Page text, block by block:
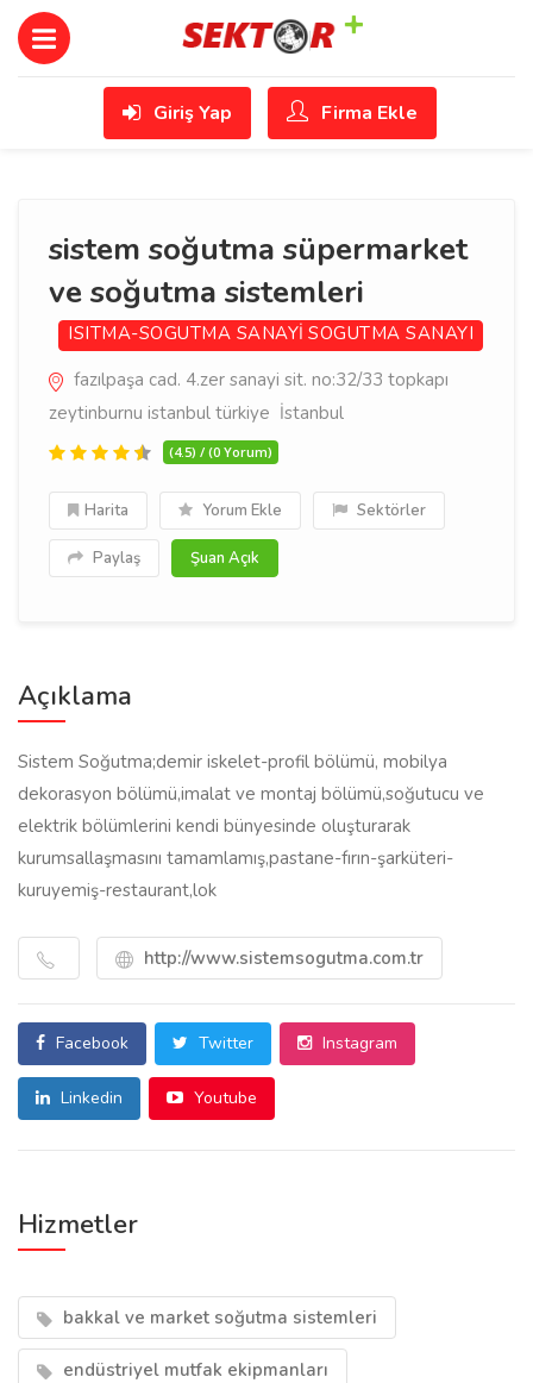
Giriş Yap Firma Ekle
sistem soğutma süpermarket
ve soğutma sistemleri
ISITMA-SOGUTMA SANAYİ SOGUTMA SANAYI
fazılpaşa cad. 4.zer sanayi sit. no:32/33 topkapı
zeytinburnu istanbul türkiye İstanbul
(4.5) / (0 Yorum)
Harita Yorum Ekle Sektörler
Paylaş Şuan Açık
Açıklama
Sistem Soğutma;demir iskelet-profil bölümü, mobilya
dekorasyon bölümü,imalat ve montaj bölümü,soğutucu ve
elektrik bölümlerini kendi bünyesinde oluşturarak
kurumsallaşmasını tamamlamış,pastane-fırın-şarküteri-
kuruyemiş-restaurant,lok
http://www.sistemsogutma.com.tr
Facebook Twitter Instagram
Linkedin Youtube
Hizmetler
bakkal ve market soğutma sistemleri
endüstriyel mutfak ekipmanları